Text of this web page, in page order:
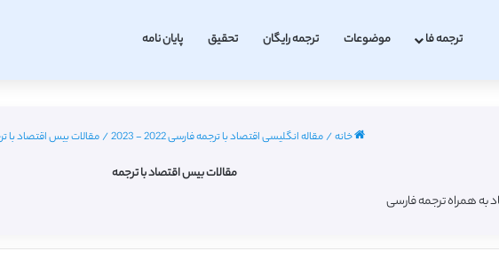
ترجمه فا موضوعات ترجمه رایگان تحقیق پایان نامه
خانه/مقاله انگلیسی اقتصاد با ترجمه فارسی 2022 - 2023 /مقالات بیس اقتصاد با
مقالات بیس اقتصاد با ترجمه
به همراه ترجمه فارسی